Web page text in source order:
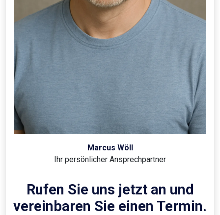
Marcus Wöll
Ihr persönlicher Ansprechpartner
Rufen Sie uns jetzt an und
vereinbaren Sie einen Termin.